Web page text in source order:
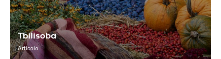
Tbilisoba
Articolo